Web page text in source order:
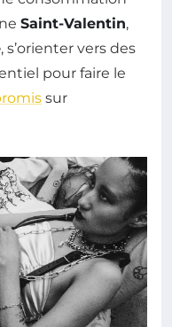
Saint-Valentin,
, s’orienter vers des
pour faire le
sur